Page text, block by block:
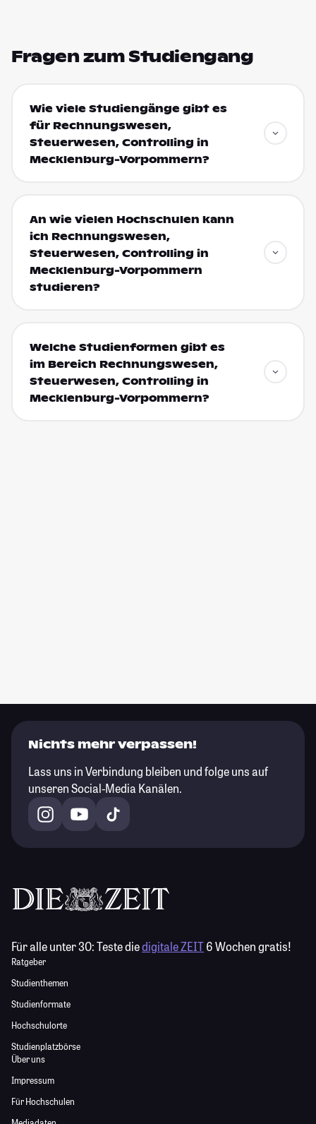
Fragen zum Studiengang
Wie viele Studiengänge gibt es
für Rechnungswesen,
Steuerwesen, Controlling in
Mecklenburg-Vorpommern?
An wie vielen Hochschulen kann
ich Rechnungswesen,
Steuerwesen, Controlling in
Mecklenburg-Vorpommern
studieren?
Welche Studienformen gibt es
im Bereich Rechnungswesen,
Steuerwesen, Controlling in
Mecklenburg-Vorpommern?
Nichts mehr verpassen!
Lass uns in Verbindung bleiben und folge uns auf
unseren Social-Media Kanälen.
Für alle unter 30:Teste diedigitale ZEIT6 Wochen gratis!
Ratgeber
Studienthemen
Studienformate
Hochschulorte
Studienplatzbörse
Über uns
Impressum
Für Hochschulen